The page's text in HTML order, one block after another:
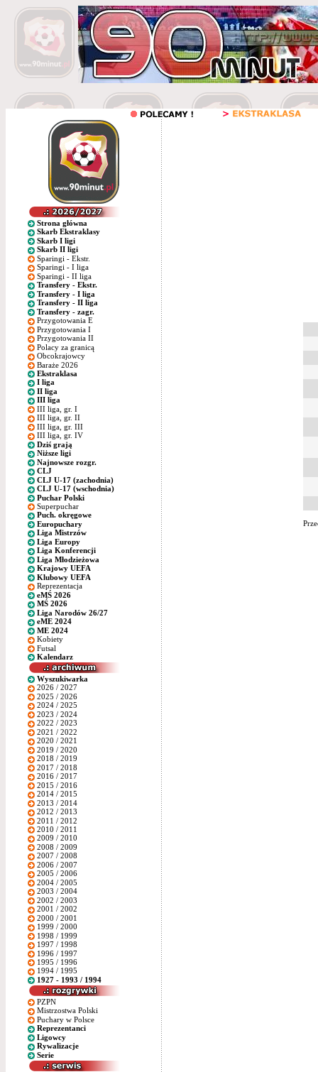
Strona główna
Skarb Ekstraklasy
Skarb I ligi
Skarb II ligi
Sparingi - Ekstr.
Sparingi - I liga
Sparingi - II liga
Transfery - Ekstr.
Transfery - I liga
Transfery - II liga
Transfery - zagr.
Przygotowania E
Przygotowania I
Przygotowania II
Polacy za granicą
Obcokrajowcy
Baraże 2026
Ekstraklasa
I liga
II liga
III liga
III liga, gr. I
III liga, gr. II
III liga, gr. III
III liga, gr. IV
Dziś grają
Niższe ligi
Najnowsze rozgr.
CLJ
CLJ U-17 (zachodnia)
CLJ U-17 (wschodnia)
Puchar Polski
Superpuchar
Puch. okręgowe
Europuchary
Liga Mistrzów
Liga Europy
Liga Konferencji
Liga Młodzieżowa
Krajowy UEFA
Klubowy UEFA
Reprezentacja
eMŚ 2026
MŚ 2026
Liga Narodów 26/27
eME 2024
ME 2024
Kobiety
Futsal
Kalendarz
Wyszukiwarka
2026 / 2027
2025 / 2026
2024 / 2025
2023 / 2024
2022 / 2023
2021 / 2022
2020 / 2021
2019 / 2020
2018 / 2019
2017 / 2018
2016 / 2017
2015 / 2016
2014 / 2015
2013 / 2014
2012 / 2013
2011 / 2012
2010 / 2011
2009 / 2010
2008 / 2009
2007 / 2008
2006 / 2007
2005 / 2006
2004 / 2005
2003 / 2004
2002 / 2003
2001 / 2002
2000 / 2001
1999 / 2000
1998 / 1999
1997 / 1998
1996 / 1997
1995 / 1996
1994 / 1995
1927 - 1993 / 1994
PZPN
Mistrzostwa Polski
Puchary w Polsce
Reprezentanci
Ligowcy
Rywalizacje
Serie